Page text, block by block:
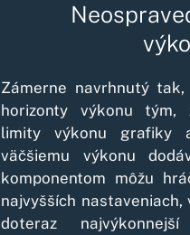
Zámerne navrhnutý
horizonty výkonu tým,
limity výkonu grafiky
väčšiemu výkonu
komponentom môžu
najvyšších
doteraz